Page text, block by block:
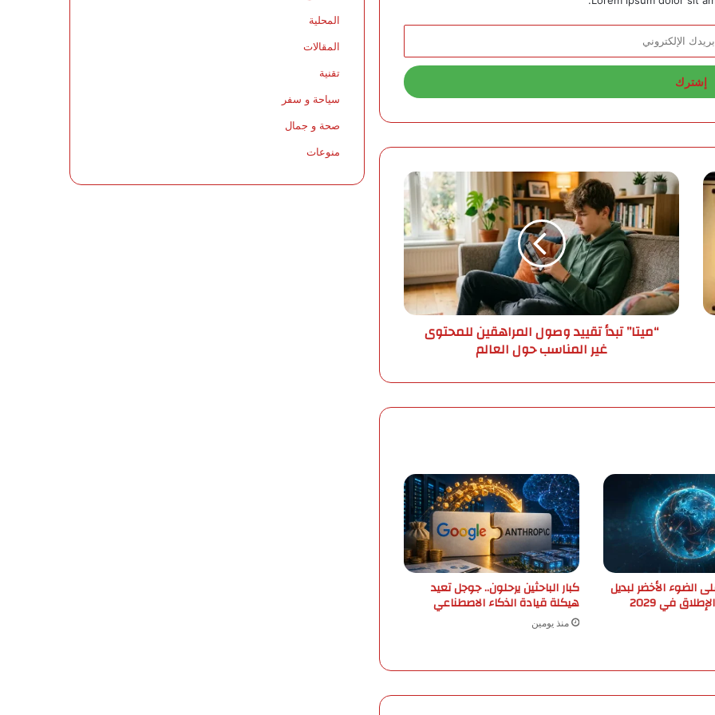
“
م
ت
ا
”
ت
ب
د
ي
ل
ا
ل
م
ر
ا
ه
ق
ح
“ميتا” تبدأ تقييد وصول المراهقين للمحتوى
غير المناسب حول العالم
الضوء الأخضر لبديل كبار الباحثين يرحلون.. جوجل تعيد
هيكلة قيادة الذكاء الاصطناعي
منذ يومين
المحلية
المقالات
تقنية
سياحة و سفر
صحة و جمال
منوعات